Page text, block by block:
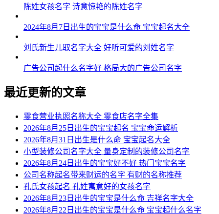
陈姓女孩名字 诗意惊艳的陈姓名字
2024年8月7日出生的宝宝是什么命 宝宝起名大全
刘氏新生儿取名字大全 好听可爱的刘姓名字
广告公司起什么名字好 格局大的广告公司名字
最近更新的文章
零食营业执照名称大全 零食店名字全集
2026年8月25日出生的宝宝起名 宝宝命运解析
2026年8月31日出生是什么命 宝宝起名大全
小型装修公司名字大全 量身定制的装修公司名字
2026年8月24日出生的宝宝好不好 热门宝宝名字
公司名称起名带来财运的名字 有财的名称推荐
孔氏女孩起名 孔姓寓意好的女孩名字
2026年8月23日出生的宝宝是什么命 吉祥名字大全
2026年8月22日出生的宝宝是什么命 宝宝起什么名字